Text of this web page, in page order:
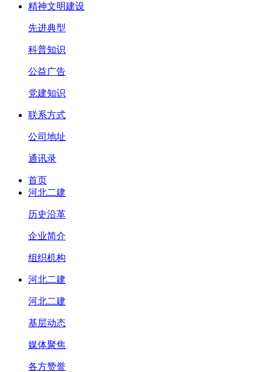
精神文明建设
先进典型
科普知识
公益广告
党建知识
联系方式
公司地址
通讯录
首页
河北二建
历史沿革
企业简介
组织机构
河北二建
河北二建
基层动态
媒体聚焦
各方赞誉